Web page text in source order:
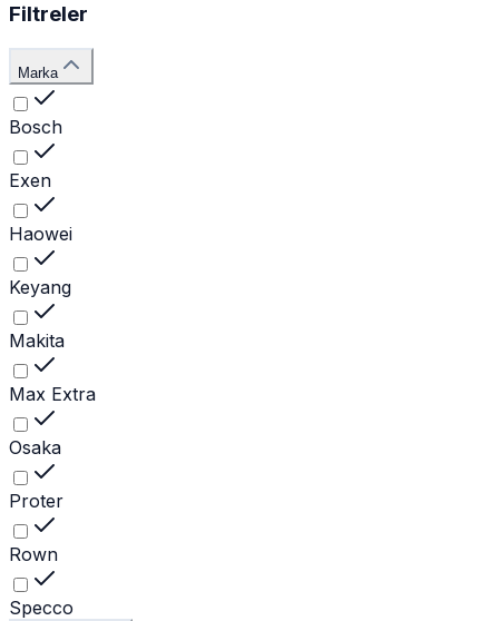
Filtreler
Marka
Bosch
Exen
Haowei
Keyang
Makita
Max Extra
Osaka
Proter
Rown
Specco